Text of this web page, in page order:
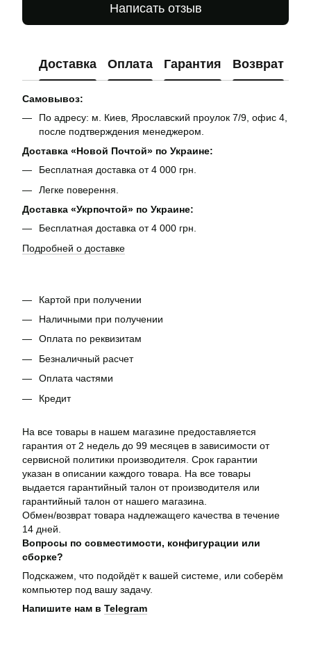
Написать отзыв
Доставка Оплата Гарантия Возврат
Самовывоз:
По адресу: м. Киев, Ярославский проулок 7/9, офис 4,
после подтверждения менеджером.
Доставка «Новой Почтой» по Украине:
Бесплатная доставка от 4 000 грн.
Легке поверення.
Доставка «Укрпочтой» по Украине:
Бесплатная доставка от 4 000 грн.
Подробней о доставке
Картой при получении
Наличными при получении
Оплата по реквизитам
Безналичный расчет
Оплата частями
Кредит
На все товары в нашем магазине предоставляется
гарантия от 2 недель до 99 месяцев в зависимости от
сервисной политики производителя. Срок гарантии
указан в описании каждого товара. На все товары
выдается гарантийный талон от производителя или
гарантийный талон от нашего магазина.
Обмен/возврат товара надлежащего качества в течение
14 дней.
Вопросы по совместимости, конфигурации или
сборке?
Подскажем, что подойдёт к вашей системе, или соберём
компьютер под вашу задачу.
Напишите нам в Telegram